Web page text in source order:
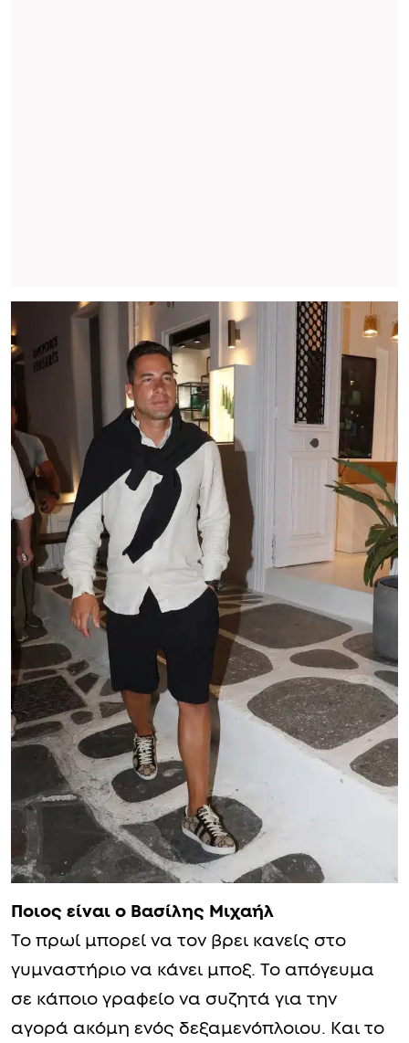
Ποιος είναι ο Βασίλης Μιχαήλ
Το πρωί μπορεί να τον βρει κανείς στο
γυμναστήριο να κάνει μποξ. Το απόγευμα
σε κάποιο γραφείο να συζητά για την
αγορά ακόμη ενός δεξαμενόπλοιου. Και το